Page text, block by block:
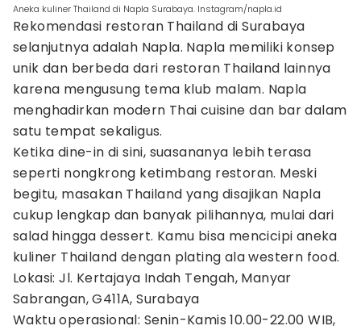
Aneka kuliner Thailand di Napla Surabaya. Instagram/napla.id
Rekomendasi restoran Thailand di Surabaya
selanjutnya adalah Napla. Napla memiliki konsep
unik dan berbeda dari restoran Thailand lainnya
karena mengusung tema klub malam. Napla
menghadirkan modern Thai cuisine dan bar dalam
satu tempat sekaligus.
Ketika dine-in di sini, suasananya lebih terasa
seperti nongkrong ketimbang restoran. Meski
begitu, masakan Thailand yang disajikan Napla
cukup lengkap dan banyak pilihannya, mulai dari
salad hingga dessert. Kamu bisa mencicipi aneka
kuliner Thailand dengan plating ala western food.
Lokasi: Jl. Kertajaya Indah Tengah, Manyar
Sabrangan, G411A, Surabaya
Waktu operasional: Senin-Kamis 10.00-22.00 WIB,